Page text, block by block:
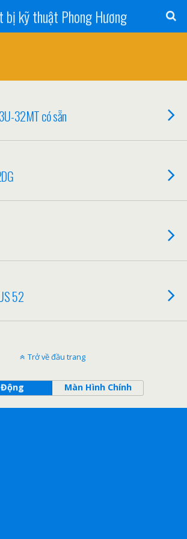
bị kỹ thuật Phong Hương
32MT có sẵn
52
Trở về đầu trang
Động Màn Hình Chính